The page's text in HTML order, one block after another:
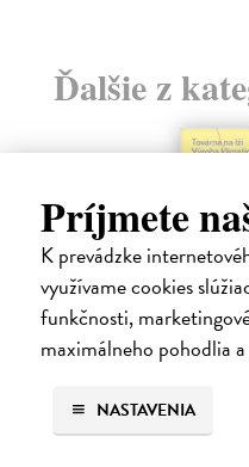
Príjmete
K prevádzke
využívame cookies
funkčnosti,
maximálneho pohodlia
NASTAVENIA
Ďalšie z